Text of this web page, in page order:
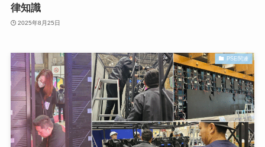
律知識
2025年8月25日
PSE関連